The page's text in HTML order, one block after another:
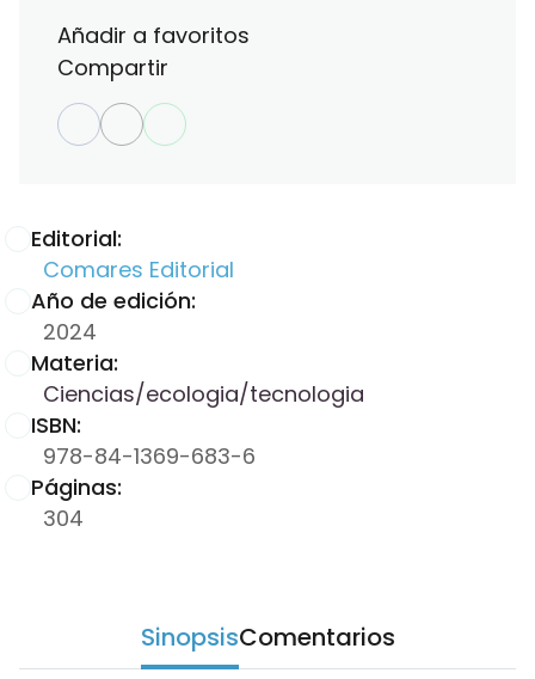
Editorial:
Comares Editorial
Año de edición:
2024
Materia:
Ciencias/ecologia/tecnologia
ISBN:
978-84-1369-683-6
Páginas:
304
Añadir a favoritos
Compartir
SinopsisComentarios